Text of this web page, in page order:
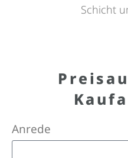
Schicht
Anrede